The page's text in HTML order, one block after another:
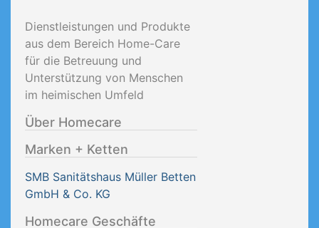
Dienstleistungen und Produkte
aus dem Bereich Home-Care
für die Betreuung und
Unterstützung von Menschen
im heimischen Umfeld
Über Homecare
Marken + Ketten
SMB Sanitätshaus Müller Betten
GmbH & Co. KG
Homecare Geschäfte